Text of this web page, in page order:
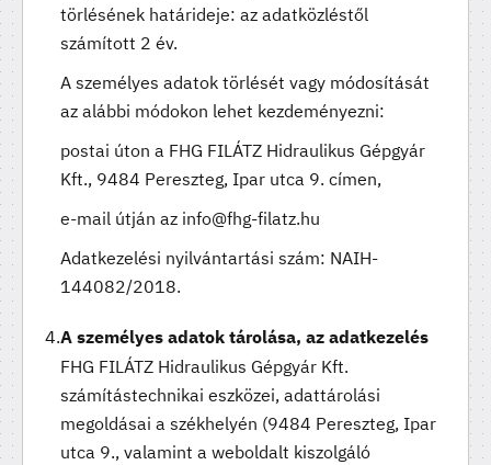
törlésének határideje: az adatközléstől
számított 2 év.
A személyes adatok törlését vagy módosítását
az alábbi módokon lehet kezdeményezni:
postai úton a FHG FILÁTZ Hidraulikus Gépgyár
Kft., 9484 Pereszteg, Ipar utca 9. címen,
e-mail útján az info@fhg-filatz.hu
Adatkezelési nyilvántartási szám: NAIH-
144082/2018.
A személyes adatok tárolása, az adatkezelés
FHG FILÁTZ Hidraulikus Gépgyár Kft.
számítástechnikai eszközei, adattárolási
megoldásai a székhelyén (9484 Pereszteg, Ipar
utca 9., valamint a weboldalt kiszolgáló